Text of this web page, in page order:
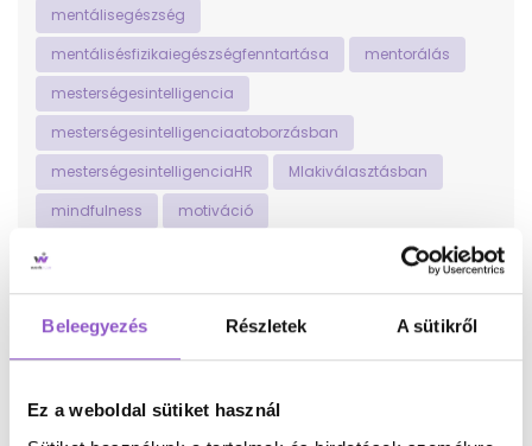
Beleegyezés Részletek A sütikről
Ez a weboldal sütiket használ
mentálisegészség
mentálisésfizikaiegészségfenntartása
mentorálás
mesterségesintelligencia
mesterségesintelligenciaatoborzásban
mesterségesintelligenciaHR
MIakiválasztásban
mindfulness
motiváció
munka-magánéletegyensúlya
munkaerő
munkaerő-közvetítés
munkaerődiverzitás
munkaerőközvetítés
munkaerőpiac
munkaerőpiacilehetőségek